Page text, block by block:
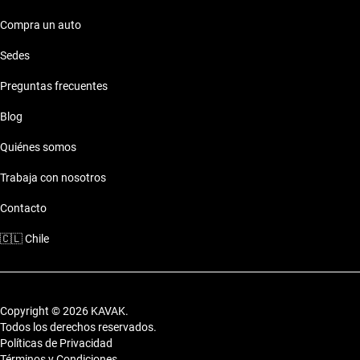
Compra un auto
Sedes
Preguntas frecuentes
Blog
Quiénes somos
Trabaja con nosotros
Contacto
🇨🇱Chile
Copyright © 2026 KAVAK.
Todos los derechos reservados.
Políticas de Privacidad